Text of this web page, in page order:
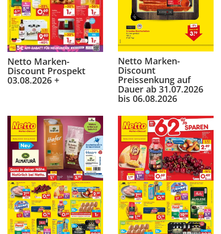
Netto Marken-
Discount Prospekt
03.08.2026 +
Netto Marken-
Discount
Preissenkung auf
Dauer ab 31.07.2026
bis 06.08.2026